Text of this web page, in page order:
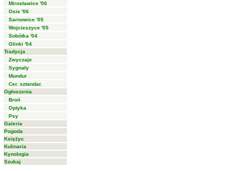
Mirosławice '06
Osie '06
Sarnowice '05
Wojcieszyce '05
Sobótka '04
Glinki '04
Tradycja
Zwyczaje
Sygnały
Mundur
Cer. sztandar.
Ogłoszenia
Broń
Optyka
Psy
Galeria
Pogoda
Księżyc
Kulinaria
Kynologia
Szukaj